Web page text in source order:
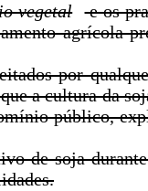
vegetal
e os
agrícola
por
a cultura da
público,
de soja